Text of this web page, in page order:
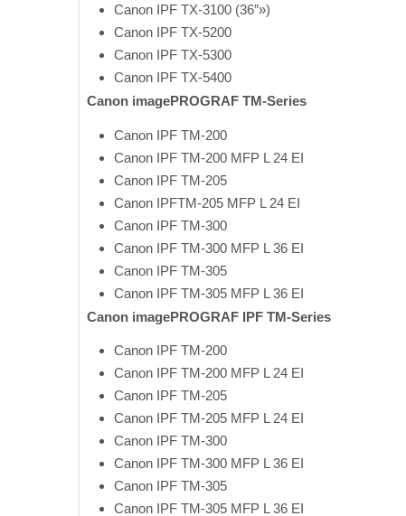
Canon IPF TX-3100 (36″»)
Canon IPF TX-5200
Canon IPF TX-5300
Canon IPF TX-5400
Canon imagePROGRAF TM-Series
Canon IPF TM-200
Canon IPF TM-200 MFP L 24 EI
Canon IPF TM-205
Canon IPFTM-205 MFP L 24 EI
Canon IPF TM-300
Canon IPF TM-300 MFP L 36 EI
Canon IPF TM-305
Canon IPF TM-305 MFP L 36 EI
Canon imagePROGRAF IPF TM-Series
Canon IPF TM-200
Canon IPF TM-200 MFP L 24 EI
Canon IPF TM-205
Canon IPF TM-205 MFP L 24 EI
Canon IPF TM-300
Canon IPF TM-300 MFP L 36 EI
Canon IPF TM-305
Canon IPF TM-305 MFP L 36 EI